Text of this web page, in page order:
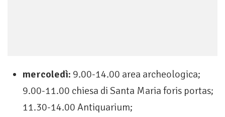
mercoledì: 9.00-14.00 area archeologica;
9.00-11.00 chiesa di Santa Maria foris portas;
11.30-14.00 Antiquarium;